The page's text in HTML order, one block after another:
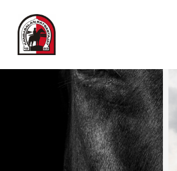
Siirry
sivun
sisältöön
Kangasalan Ratsastajat ry